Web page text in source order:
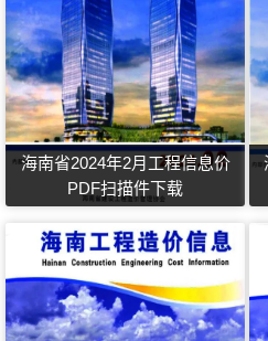
海南省2024年2月工程信息价
PDF扫描件下载